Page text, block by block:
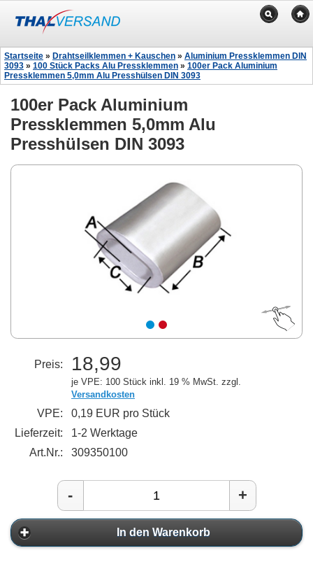
Startseite » Drahtseilklemmen + Kauschen » Aluminium Pressklemmen DIN
3093 » 100 Stück Packs Alu Pressklemmen » 100er Pack Aluminium
Pressklemmen 5,0mm Alu Presshülsen DIN 3093
100er Pack Aluminium
Pressklemmen 5,0mm Alu
Presshülsen DIN 3093
Preis: 18,99
je VPE: 100 Stück inkl. 19 % MwSt. zzgl.
Versandkosten
VPE:
0,19 EUR pro Stück
Lieferzeit:
1-2 Werktage
Art.Nr.:
309350100
- +
In den Warenkorb